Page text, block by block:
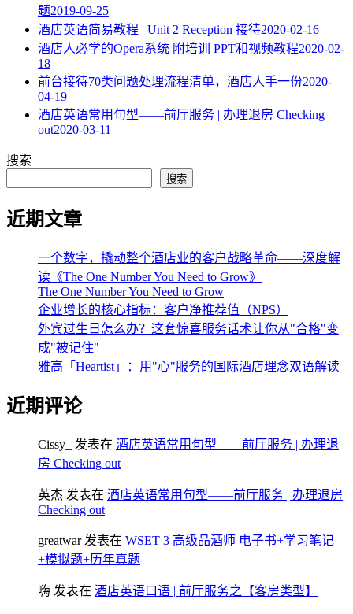
题2019-09-25
酒店英语简易教程 | Unit 2 Reception 接待2020-02-16
酒店人必学的Opera系统 附培训 PPT和视频教程2020-02-
18
​前台接待70类问题处理流程清单，酒店人手一份2020-
04-19
酒店英语常用句型——前厅服务 | 办理退房 Checking
out2020-03-11
搜索
搜索
近期文章
一个数字，撬动整个酒店业的客户战略革命——深度解
读《The One Number You Need to Grow》
The One Number You Need to Grow
企业增长的核心指标：客户净推荐值（NPS）
外宾过生日怎么办？这套惊喜服务话术让你从"合格"变
成"被记住"
雅高「Heartist」：用"心"服务的国际酒店理念双语解读
近期评论
Cissy_ 发表在 酒店英语常用句型——前厅服务 | 办理退
房 Checking out
英杰 发表在 酒店英语常用句型——前厅服务 | 办理退房
Checking out
greatwar发表在 WSET 3 高级品酒师 电子书+学习笔记
+模拟题+历年真题
嗨 发表在 酒店英语口语 | 前厅服务之【客房类型】